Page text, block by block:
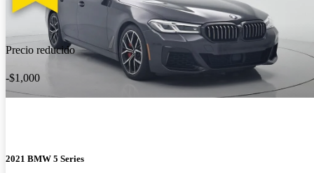
Precio reducido
-$1,000
2021 BMW 5 Series